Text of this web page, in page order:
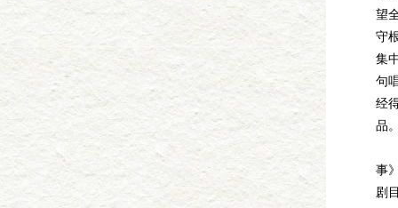
望
守
集
句
经
品
事
剧